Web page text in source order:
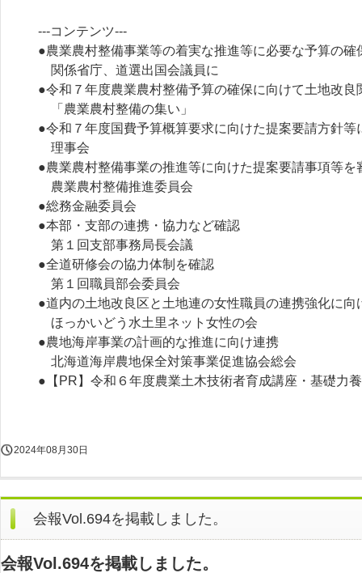
---コンテンツ---
●農業農村整備事業等の着実な推進等に必要な予算の確
関係省庁、道選出国会議員に
●令和７年度農業農村整備予算の確保に向けて土地改良
「農業農村整備の集い」
●令和７年度国費予算概算要求に向けた提案要請方針等
理事会
●農業農村整備事業の推進等に向けた提案要請事項等を
農業農村整備推進委員会
●総務金融委員会
●本部・支部の連携・協力など確認
第１回支部事務局長会議
●全道研修会の協力体制を確認
第１回職員部会委員会
●道内の土地改良区と土地連の女性職員の連携強化に向
ほっかいどう水土里ネット女性の会
●農地海岸事業の計画的な推進に向け連携
北海道海岸農地保全対策事業促進協会総会
●【PR】令和６年度農業土木技術者育成講座・基礎力
2024年08月30日
会報Vol.694を掲載しました。
会報Vol.694を掲載しました。